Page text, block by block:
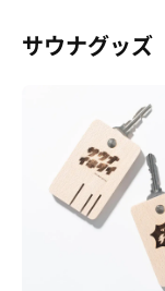
サウナグッズ